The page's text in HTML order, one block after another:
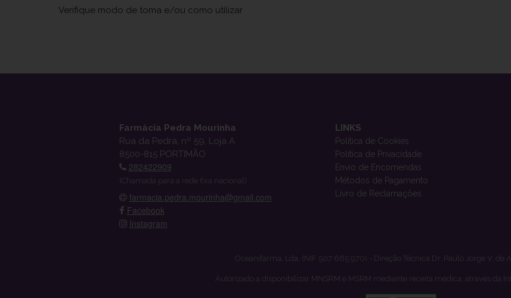
Verifique modo de toma e/ou como utilizar
Farmácia Pedra Mourinha
Rua da Pedra, nº 59, Loja A
8500-815 PORTIMÃO
282422909
(Chamada para a rede fixa nacional)
farmacia.pedra.mourinha@gmail.com
Facebook
Instagram
LINKS
Política de Cookies
Política de Privacidade
Envio de Encomendas
Métodos de Pagamento
Livro de Reclamações
Oceanifarma, Lda. (NIF 507 665 970) - Direção Técnica Dr. Paulo Jorge V. de
Autorizado a disponibilizar MNSRM e MSRM mediante receita médica, através da